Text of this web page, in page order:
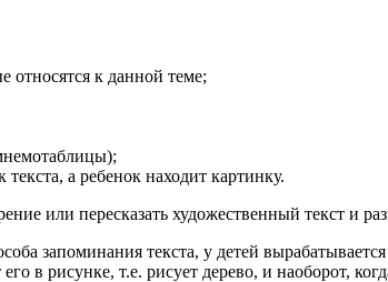
относятся к данной теме;
а ребенок находит картинку.
или пересказать художественный текст и
запоминания текста, у детей
в рисунке, т.е. рисует дерево, и наоборот,